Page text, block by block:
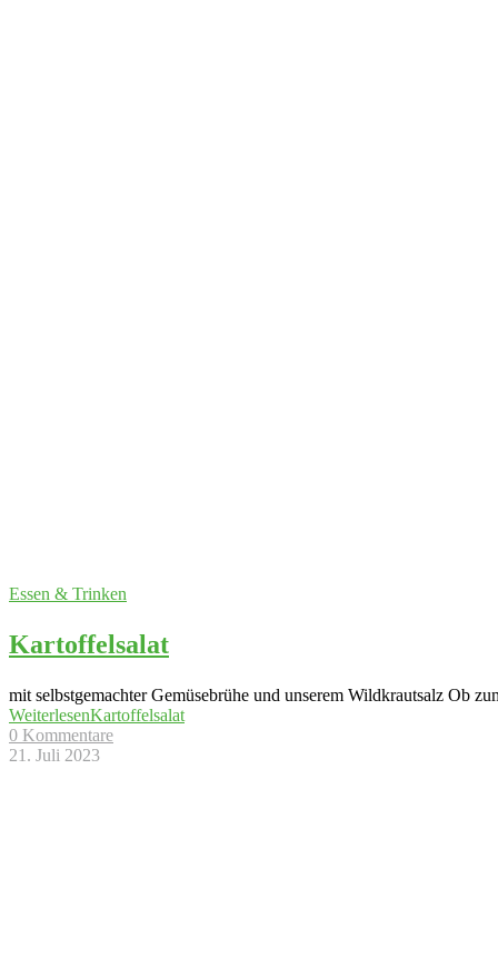
Essen & Trinken
Kartoffelsalat
mit selbstgemachter Gemüsebrühe und unserem Wildkrautsalz Ob
WeiterlesenKartoffelsalat
0 Kommentare
21. Juli 2023